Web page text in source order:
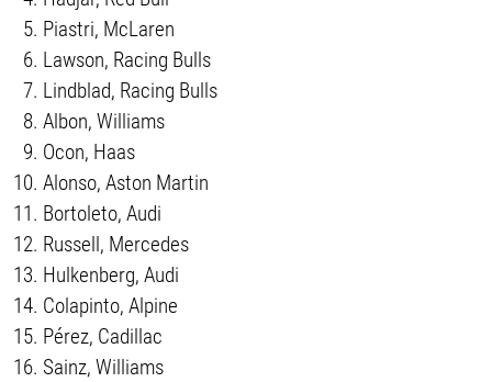
Piastri, McLaren
Lawson, Racing Bulls
Lindblad, Racing Bulls
Albon, Williams
Ocon, Haas
Alonso, Aston Martin
Bortoleto, Audi
Russell, Mercedes
Hulkenberg, Audi
Colapinto, Alpine
Pérez, Cadillac
Sainz, Williams